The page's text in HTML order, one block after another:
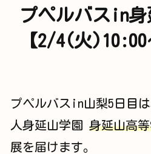
プペルバスin身
【2/4(火)10:00
プペルバスin山梨5日目
人身延山学園 身延山高
展を届けます。